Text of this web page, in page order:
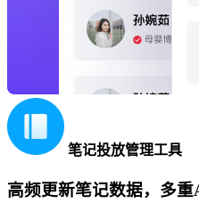
笔记投放管理工具
高频更新笔记数据，多